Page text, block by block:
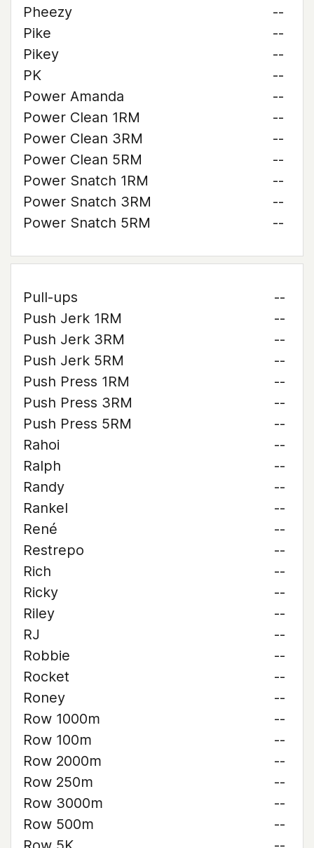
Pheezy
--
Pike
--
Pikey
--
PK
--
Power Amanda
--
Power Clean 1RM
--
Power Clean 3RM
--
Power Clean 5RM
--
Power Snatch 1RM
--
Power Snatch 3RM
--
Power Snatch 5RM
--
Pull-ups
--
Push Jerk 1RM
--
Push Jerk 3RM
--
Push Jerk 5RM
--
Push Press 1RM
--
Push Press 3RM
--
Push Press 5RM
--
Rahoi
--
Ralph
--
Randy
--
Rankel
--
René
--
Restrepo
--
Rich
--
Ricky
--
Riley
--
RJ
--
Robbie
--
Rocket
--
Roney
--
Row 1000m
--
Row 100m
--
Row 2000m
--
Row 250m
--
Row 3000m
--
Row 500m
--